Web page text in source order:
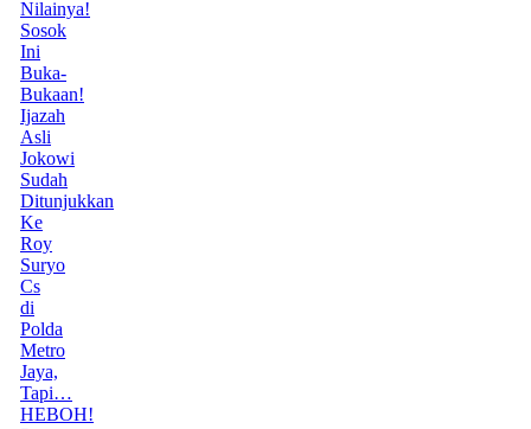
Nilainya!
Sosok
Ini
Buka-
Bukaan!
Ijazah
Asli
Jokowi
Sudah
Ditunjukkan
Ke
Roy
Suryo
Cs
di
Polda
Metro
Jaya,
Tapi…
HEBOH!